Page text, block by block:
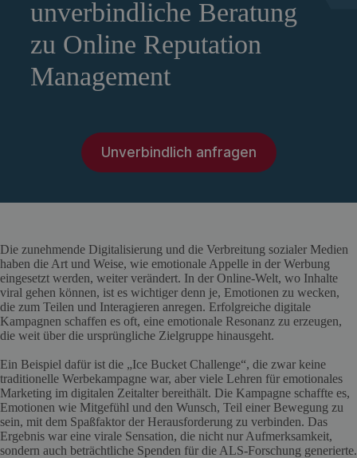
unverbindliche Beratung
zu Online Reputation
Management
Unverbindlich anfragen
Die zunehmende Digitalisierung und die Verbreitung sozialer Medien
haben die Art und Weise, wie emotionale Appelle in der Werbung
eingesetzt werden, weiter verändert. In der Online-Welt, wo Inhalte
viral gehen können, ist es wichtiger denn je, Emotionen zu wecken,
die zum Teilen und Interagieren anregen. Erfolgreiche digitale
Kampagnen schaffen es oft, eine emotionale Resonanz zu erzeugen,
die weit über die ursprüngliche Zielgruppe hinausgeht.
Ein Beispiel dafür ist die „Ice Bucket Challenge“, die zwar keine
traditionelle Werbekampagne war, aber viele Lehren für emotionales
Marketing im digitalen Zeitalter bereithält. Die Kampagne schaffte es,
Emotionen wie Mitgefühl und den Wunsch, Teil einer Bewegung zu
sein, mit dem Spaßfaktor der Herausforderung zu verbinden. Das
Ergebnis war eine virale Sensation, die nicht nur Aufmerksamkeit,
sondern auch beträchtliche Spenden für die ALS-Forschung generierte.